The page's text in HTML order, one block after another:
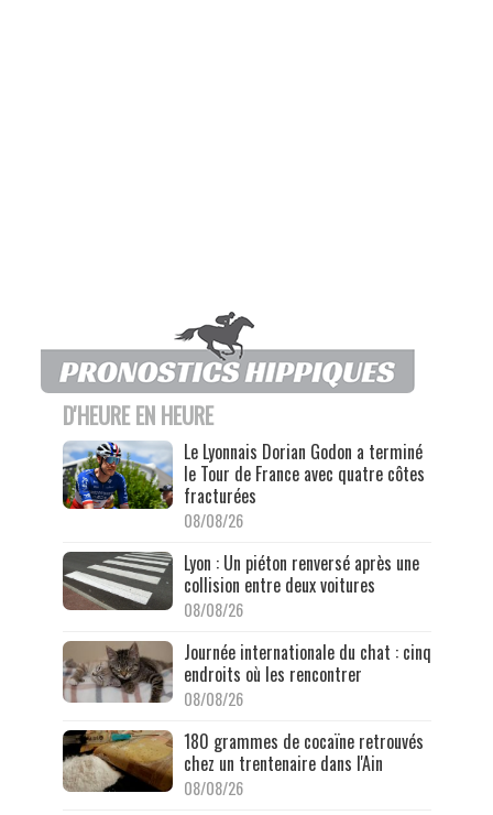
D'HEURE EN HEURE
Le Lyonnais Dorian Godon a terminé
le Tour de France avec quatre côtes
fracturées
08/08/26
Lyon : Un piéton renversé après une
collision entre deux voitures
08/08/26
Journée internationale du chat : cinq
endroits où les rencontrer
08/08/26
180 grammes de cocaïne retrouvés
chez un trentenaire dans l'Ain
08/08/26